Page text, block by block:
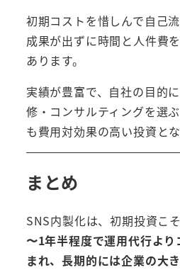
初期コストを惜しんで自己
成果が出ずに時間と人件費
あります。
実績が豊富で、自社の目的
修・コンサルティングを選
も費用対効果の高い投資とな
まとめ
SNS内製化は、初期投資こ
〜1年半程度で運用代行よ
まれ、長期的には企業の大